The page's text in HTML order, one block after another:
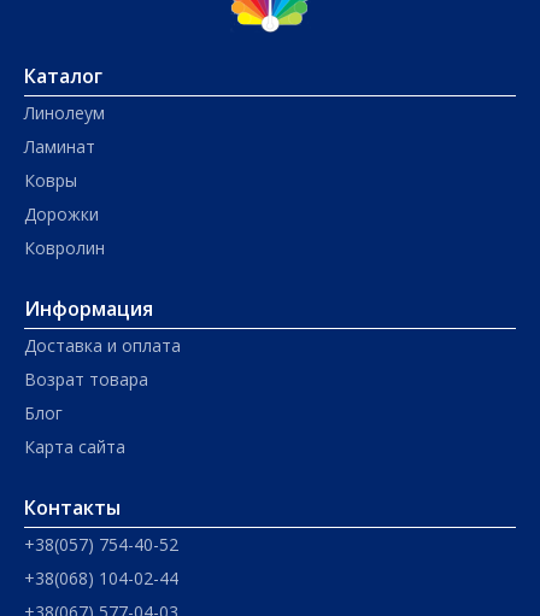
Каталог
Линолеум
Ламинат
Ковры
Дорожки
Ковролин
Информация
Доставка и оплата
Возрат товара
Блог
Карта сайта
Контакты
+38(057) 754-40-52
+38(068) 104-02-44